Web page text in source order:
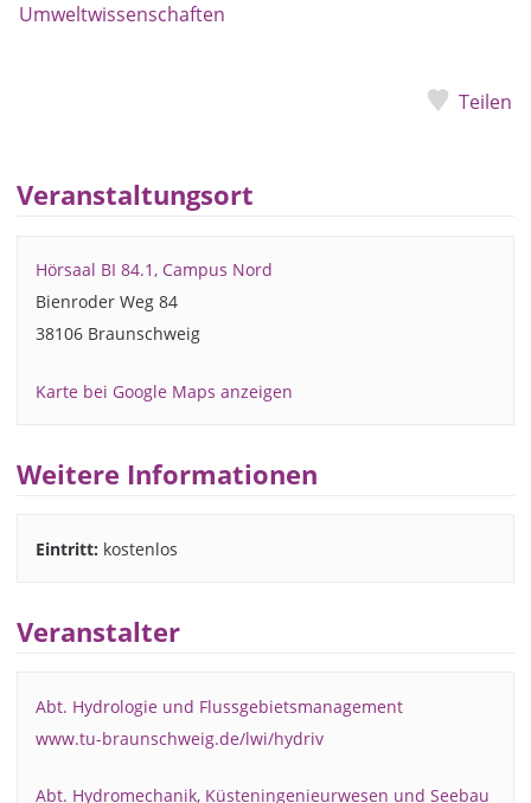
Umweltwissenschaften
Teilen
Veranstaltungsort
Hörsaal BI 84.1, Campus Nord
Bienroder Weg 84
38106 Braunschweig
Karte bei Google Maps anzeigen
Weitere Informationen
Eintritt: kostenlos
Veranstalter
Abt. Hydrologie und Flussgebietsmanagement
www.tu-braunschweig.de/lwi/hydriv
Abt. Hydromechanik, Küsteningenieurwesen und Seebau